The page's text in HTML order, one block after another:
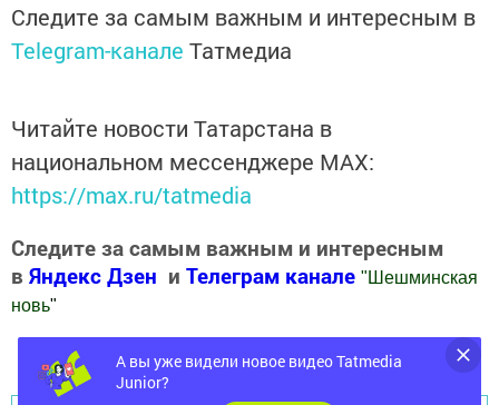
Следите за самым важным и интересным в
Telegram-канале Татмедиа
Читайте новости Татарстана в
национальном мессенджере MАХ:
https://max.ru/tatmedia
Следите за самым важным и интересным
в Яндекс Дзен и Телеграм канале " Шешминская
новь"
Добавить Шешминскую новь в Яндекс.Новости
А вы уже видели новое видео Tatmedia
Junior?